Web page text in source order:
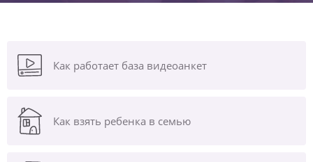
Как работает база видеоанкет
Как взять ребенка в семью